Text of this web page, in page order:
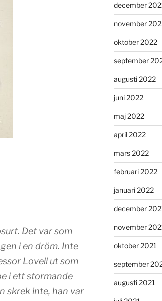
Det var som
i en dröm. Inte
Lovell ut som
i ett stormande
skrek inte, han var
december
november
oktober 2022
september
augusti 2022
juni 2022
maj 2022
april 2022
mars 2022
februari 2022
januari 2022
december
november
oktober 2021
september
augusti 2021